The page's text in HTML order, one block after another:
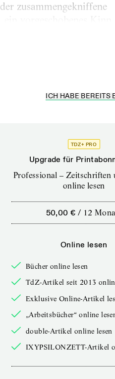
zusammengekniffene
ICH HABE BEREITS
TDZ+ PRO
Upgrade für
Professional – Zeitschriften
online lesen
50,00 € / 12
Online lesen
Bücher online lesen
TdZ-Artikel seit 2013
Exklusive Online-Artikel
„Arbeitsbücher“ online
double-Artikel online lesen
IXYPSILONZETT-Artikel